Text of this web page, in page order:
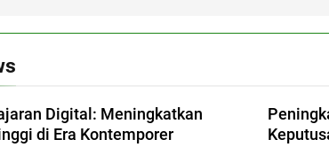
Digital: Meningkatkan
di Era Kontemporer